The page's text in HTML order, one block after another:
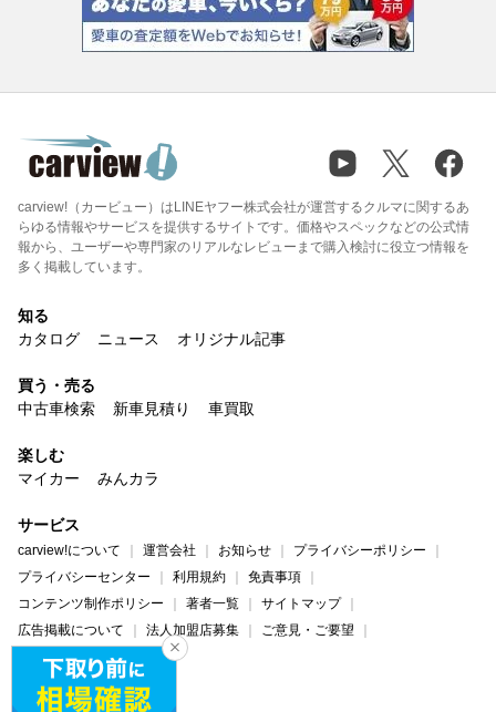
carview!（カービュー）はLINEヤフー株式会社が運営するクルマに関するあ
らゆる情報やサービスを提供するサイトです。価格やスペックなどの公式情
報から、ユーザーや専門家のリアルなレビューまで購入検討に役立つ情報を
多く掲載しています。
知る
カタログ
ニュース オリジナル記事
買う・売る
中古車検索
新車見積り 車買取
楽しむ
マイカー
みんカラ
サービス
carview!について 運営会社 お知らせ
プライバシーポリシー
プライバシーセンター
利用規約
免責事項
コンテンツ制作ポリシー
著者一覧
サイトマップ
広告掲載について
法人加盟店募集
ご意見・ご要望
ヘルプ・お問い合わせ